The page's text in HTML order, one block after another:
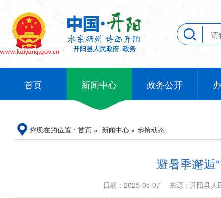
首页 新闻中心 政务公开
您现在的位置： 首页 » 新闻中心 » 乡镇动态
避暑季邂逅
日期：2025-05-07 来源：开阳县